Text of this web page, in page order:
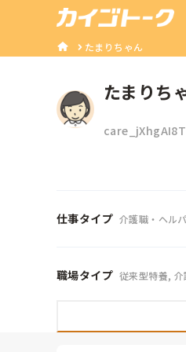
たまりちゃん
たまりち
仕事タイプ 介護職・ヘル
職場タイプ 従来型特養,